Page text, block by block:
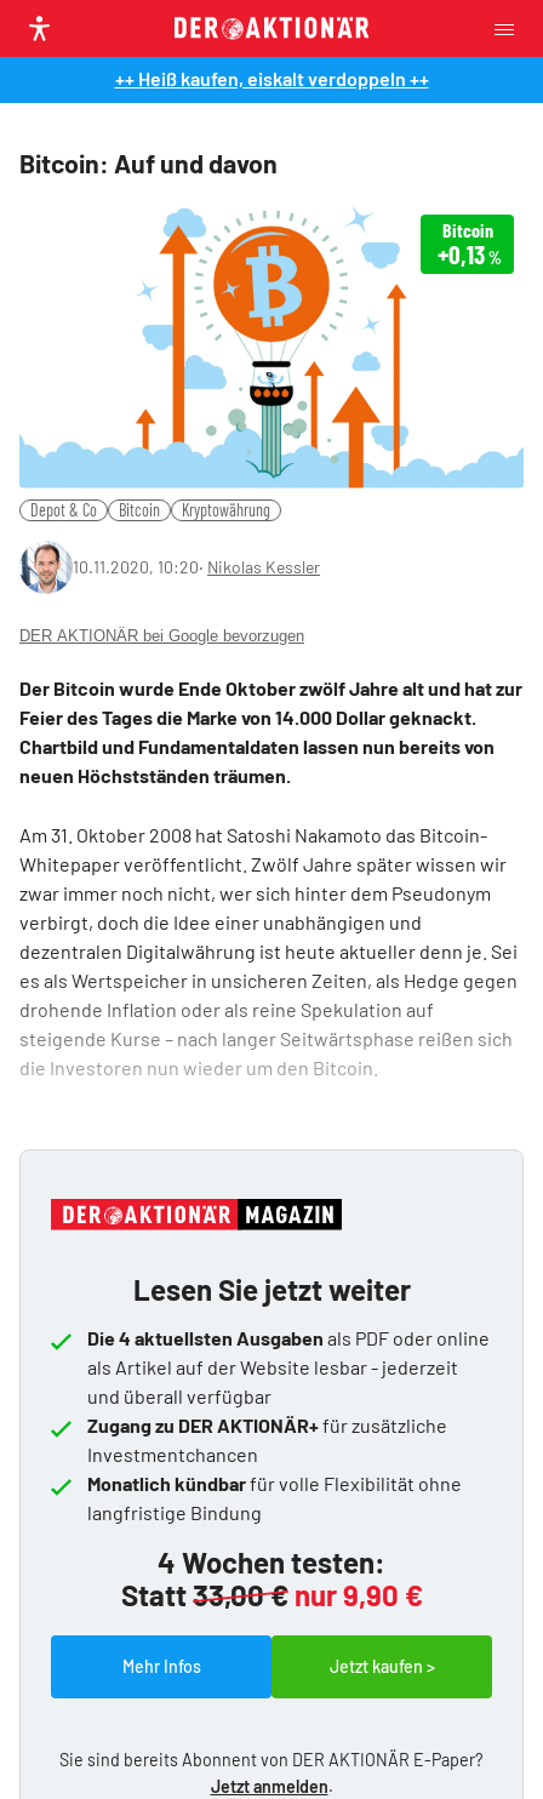
++ Heiß kaufen, eiskalt verdoppeln ++
Bitcoin: Auf und davon
Bitcoin
+0,13%
Depot & Co Bitcoin Kryptowährung
10.11.2020, 10:20‧ Nikolas Kessler
DER AKTIONÄR bei Google bevorzugen
Der Bitcoin wurde Ende Oktober zwölf Jahre alt und hat zur
Feier des Tages die Marke von 14.000 Dollar geknackt.
Chartbild und Fundamentaldaten lassen nun bereits von
neuen Höchstständen träumen.
Am 31. Oktober 2008 hat Satoshi Nakamoto das Bitcoin-
Whitepaper veröffentlicht. Zwölf Jahre später wissen wir
zwar immer noch nicht, wer sich hinter dem Pseudonym
verbirgt, doch die Idee einer unabhängigen und
dezentralen Digitalwährung ist heute aktueller denn je. Sei
es als Wertspeicher in unsicheren Zeiten, als Hedge gegen
drohende Inflation oder als reine Spekulation auf
steigende Kurse – nach langer Seitwärtsphase reißen sich
die Investoren nun wieder um den Bitcoin.
Lesen Sie jetzt weiter
Die 4 aktuellsten Ausgaben als PDF oder online
als Artikel auf der Website lesbar - jederzeit
und überall verfügbar
Zugang zu DER AKTIONÄR+für zusätzliche
Investmentchancen
Monatlich kündbarfür volle Flexibilität ohne
langfristige Bindung
4 Wochen testen:
Statt33,00 € nur 9,90 €
Mehr Infos Jetzt kaufen >
Sie sind bereits Abonnent von DER AKTIONÄR E-Paper?
Jetzt anmelden.